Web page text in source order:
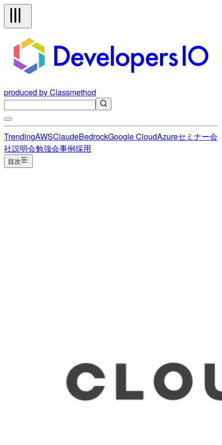
produced by Classmethod
TrendingAWSClaudeBedrockGoogle CloudAzureセミナー会
社説明会勉強会事例採用
目次